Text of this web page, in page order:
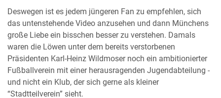
Deswegen ist es jedem jüngeren Fan zu empfehlen, sich
das untenstehende Video anzusehen und dann Münchens
große Liebe ein bisschen besser zu verstehen. Damals
waren die Löwen unter dem bereits verstorbenen
Präsidenten Karl-Heinz Wildmoser noch ein ambitionierter
Fußballverein mit einer herausragenden Jugendabteilung -
und nicht ein Klub, der sich gerne als kleiner
“Stadtteilverein” sieht.